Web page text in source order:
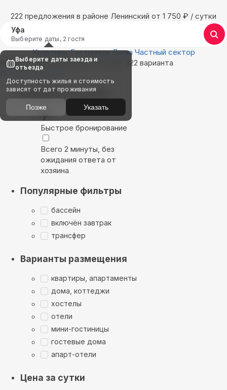
222 предложения в районе Ленинский oт 1 750 ₽ / сутки
Уфа
Выберите даты, 2 гостя
Квартиры Гостиницы Дома Частный сектор
Найдём, где остановиться в Уфе: 222 варианта
Показать на карте
Выбирайте лучшее
Быстрое бронирование
Всего 2 минуты, без
ожидания ответа от
хозяина
Популярные фильтры
бассейн
включён завтрак
трансфер
Варианты размещения
квартиры, апартаменты
дома, коттеджи
хостелы
отели
мини-гостиницы
гостевые дома
апарт-отели
Цена за сутки
Выберите даты заезда и
отъезда
Доступность жилья и стоимость
зависят от дат проживания
Позже Указать